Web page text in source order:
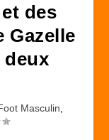
des
Gazelle
deux
Masculin